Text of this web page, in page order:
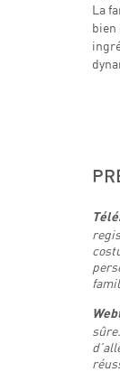
La
bien